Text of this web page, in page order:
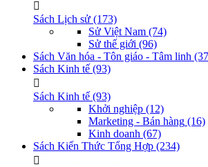
Sách Lịch sử (173)
Sử Việt Nam (74)
Sử thế giới (96)
Sách Văn hóa - Tôn giáo - Tâm linh
Sách Kinh tế (93)
Sách Kinh tế (93)
Khởi nghiệp (12)
Marketing - Bán hàng (16)
Kinh doanh (67)
Sách Kiến Thức Tổng Hợp (234)